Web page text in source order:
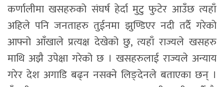
कर्णालीमा खसहरुको संघर्ष हेर्दा मुटु फुटेर आउँछ त्यहाँ
अहिले पनि जनताहरु तुईनमा झुण्डिएर नदी तर्दै गरेको
आफ्नो आँखाले प्रत्यक्ष देखेको छु, त्यहाँ राज्यले खसहरु
माथि अझै उपेक्षा गरेको छ । खसहरुलाई राज्यले अन्याय
गरेर देश अगाडि बढ्न नसक्ने लिङ्देनले बताएका छन् ।